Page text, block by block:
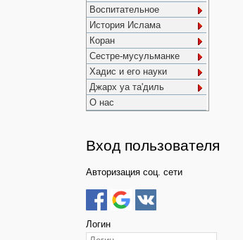
Воспитательное
История Ислама
Коран
Сестре-мусульманке
Хадис и его науки
Джарх уа та'диль
О нас
Вход пользователя
Авторизация соц. сети
Логин